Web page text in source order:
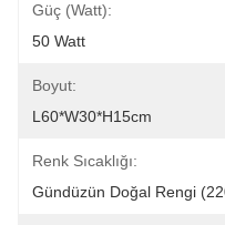
Güç (Watt):
50 Watt
Boyut:
L60*W30*H15cm
Renk Sıcaklığı:
Gündüzün Doğal Rengi